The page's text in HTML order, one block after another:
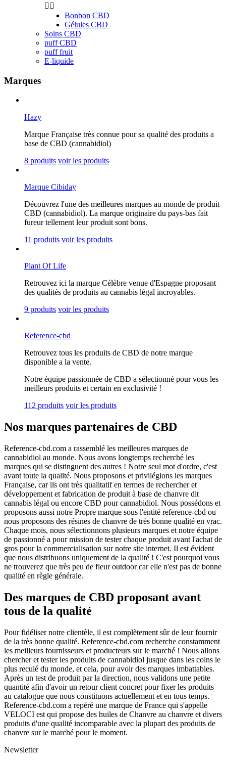
 
Bonbon CBD
Gélules CBD
Soins CBD
puff CBD
puff fruit
E-liquide
Marques
Hazy
Marque Française très connue pour sa qualité des produits a
base de CBD (cannabidiol)
8 produits voir les produits
Marque Cibiday
Découvrez l'une des meilleures marques au monde de produit
CBD (cannabidiol). La marque originaire du pays-bas fait
fureur tellement leur produit sont bons.
11 produits voir les produits
Plant Of Life
Retrouvez ici la marque Célèbre venue d'Espagne proposant
des qualités de produits au cannabis légal incroyables.
9 produits voir les produits
Reference-cbd
Retrouvez tous les produits de CBD de notre marque
disponible a la vente.
Notre équipe passionnée de CBD a sélectionné pour vous les
meilleurs produits et certain en exclusivité !
112 produits voir les produits
Nos marques partenaires de CBD
Reference-cbd.com a rassemblé les meilleures marques de
cannabidiol au monde. Nous avons longtemps recherché les
marques qui se distinguent des autres ! Notre seul mot d'ordre, c'est
avant toute la qualité. Nous proposons et privilégions les marques
Française, car ils ont très qualitatif en termes de rechercher et
développement et fabrication de produit à base de chanvre dit
cannabis légal ou encore CBD pour cannabidiol. Nous possédons et
proposons aussi notre Propre marque sous l'entité reference-cbd ou
nous proposons des résines de chanvre de très bonne qualité en vrac.
Chaque mois, nous sélectionnons plusieurs marques et notre équipe
de passionné a pour mission de tester chaque produit avant l'achat de
gros pour la commercialisation sur notre site internet. Il est évident
que nous distribuons uniquement de la qualité ! C'est pourquoi vous
ne trouverez que très peu de fleur outdoor car elle n'est pas de bonne
qualité en règle générale.
Des marques de CBD proposant avant
tous de la qualité
Pour fidéliser notre clientèle, il est complètement sûr de leur fournir
de la très bonne qualité. Reference-cbd.com recherche constamment
les meilleurs fournisseurs et producteurs sur le marché ! Nous allons
chercher et tester les produits de cannabidiol jusque dans les coins le
plus reculé du monde, et cela, pour avoir des marques imbattables.
Après un test de produit par la direction, nous validons une petite
quantité afin d'avoir un retour client concret pour fixer les produits
au catalogue que nous constituons actuellement et en tous temps.
Reference-cbd.com a repéré une marque de France qui s'appelle
VELOCI est qui propose des huiles de Chanvre au chanvre et divers
produits d'une qualité incomparable avec la plupart des produits de
chanvre sur le marché pour le moment.
Newsletter